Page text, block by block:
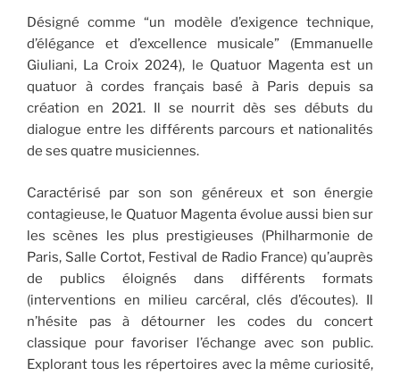
Désigné comme “un modèle d’exigence technique,
d’élégance et d’excellence musicale” (Emmanuelle
Giuliani, La Croix 2024), le Quatuor Magenta est un
quatuor à cordes français basé à Paris depuis sa
création en 2021. Il se nourrit dès ses débuts du
dialogue entre les différents parcours et nationalités
de ses quatre musiciennes.
Caractérisé par son son généreux et son énergie
contagieuse, le Quatuor Magenta évolue aussi bien sur
les scènes les plus prestigieuses (Philharmonie de
Paris, Salle Cortot, Festival de Radio France) qu’auprès
de publics éloignés dans différents formats
(interventions en milieu carcéral, clés d’écoutes). Il
n’hésite pas à détourner les codes du concert
classique pour favoriser l’échange avec son public.
Explorant tous les répertoires avec la même curiosité,